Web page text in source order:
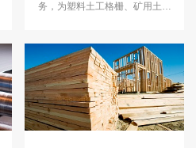
务，为塑料土工格栅、矿用土工
性能测试等指标检测服务。